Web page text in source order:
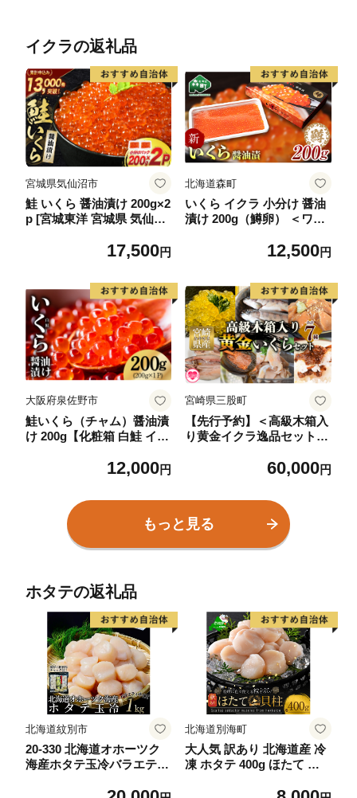
イクラの返礼品
宮城県気仙沼市
鮭 いくら 醤油漬け 200g×2
p [宮城東洋 宮城県 気仙沼
さけ サケ 鮭 冷凍 小分け
17,500円
北海道森町
いくら イクラ 小分け 醤油
漬け 200g（鱒卵） ＜ワイ
ょうゆ漬け 海産物 加工品
12,500円
大阪府泉佐野市
鮭いくら（チャム）醤油漬
け 200g【化粧箱 白鮭 イク
仕立て 鮭卵 鮭いくら 冷凍
12,000円
宮崎県三股町
【先行予約】＜高級木箱入
り黄金イクラ逸品セット＞
どを詰め合せ！【B-0208-s
60,000円
もっと見る
ホタテの返礼品
北海道紋別市
20-330 北海道オホーツク
海産ホタテ玉冷バラエティ
北海道別海町
大人気 訳あり 北海道産 冷
凍 ホタテ 400g ほたて ホ
刺身 大粒 天然 海鮮 ランキ